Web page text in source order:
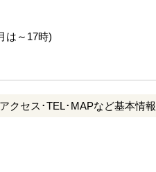
は～17時)
クセス･TEL･MAPなど基本情報